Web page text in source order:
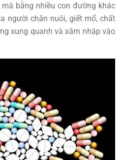
bằng nhiều con đường khác
người chăn nuôi, giết mổ, chất
xung quanh và xâm nhập vào